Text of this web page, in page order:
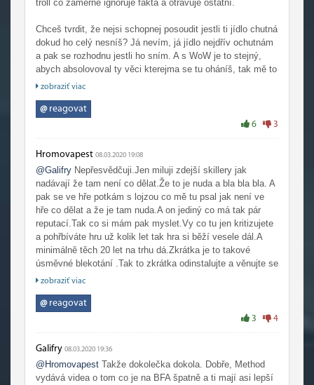
troll co záměrně ignoruje fakta a otravuje ostatní.
Chceš tvrdit, že nejsi schopnej posoudit jestli ti jídlo chutná
dokud ho celý nesníš? Já nevím, já jídlo nejdřív ochutnám
a pak se rozhodnu jestli ho sním. A s WoW je to stejný,
abych absolovoval ty věci kterejma se tu oháníš, tak mě to
musí ideálně bavit. Nebudu brát v potaz hnací síly v
Jenže, WoW chybí jakýkoliv průhledný systém progressu
upřednostňuju. Hra staví do cesty bambilion nesmyslnejch
RNG prvků, který tomu brání (navíc jak už se ví, tak rozbíjí
hru i po technický stránce). Pak by to mohl zachránit
příběh, ale bohužel, uspěchaná zápletka s Nazjatarem a
Black Empire nedávají smysl. K tomu navíc repetetivní
obsah zábavností rovnající se otáčení papíru, kde je na
obou stranách napsáno "prosím otoč".
Každý koho to baví, dobře pro něj, výše popsaný je můj
pohled na věc. Drž se hry a nesnaž se lidi přesvědčovat,
že Země je placatá.
zobraziť viac
@reagovat
6 3
Hromovapest 08.03.2020 19:08
@Galifry Nepřesvědčuji.Jen miluji zdejší skillery jak
nadávají že tam není co dělat.Že to je nuda a bla bla bla. A
pak se ve hře potkám s lojzou co mě tu psal jak není ve
hře co dělat a že je tam nuda.A on jediný co má tak pár
reputací.Tak co si mám pak myslet.Vy co tu jen kritizujete
a pohřbíváte hru už kolik let tak hra si běží vesele dál.A
minimálně těch 20 let na trhu dá.Zkrátka je to takové
úsměvné blekotání .Tak to zkrátka odinstalujte a věnujte se
RL.Nemusíte si zatěžovat kebule s tím jak hra je nudná jak
zobraziť viac
@reagovat
3 4
Galifry 08.03.2020 19:36
@Hromovapest Takže dokolečka dokola. Dobře, Method
vydává videa o tom co je na BFA špatně a ti mají asi lepší